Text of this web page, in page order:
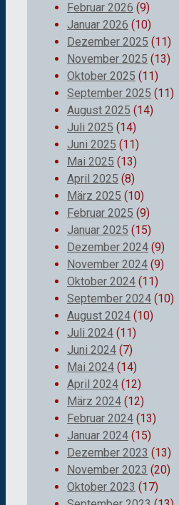
Februar 2026 (9)
Januar 2026 (10)
Dezember 2025 (11)
November 2025 (13)
Oktober 2025 (11)
September 2025 (11)
August 2025 (14)
Juli 2025 (14)
Juni 2025 (11)
Mai 2025 (13)
April 2025 (8)
März 2025 (10)
Februar 2025 (9)
Januar 2025 (15)
Dezember 2024 (9)
November 2024 (9)
Oktober 2024 (11)
September 2024 (10)
August 2024 (10)
Juli 2024 (11)
Juni 2024 (7)
Mai 2024 (14)
April 2024 (12)
März 2024 (12)
Februar 2024 (13)
Januar 2024 (15)
Dezember 2023 (13)
November 2023 (20)
Oktober 2023 (17)